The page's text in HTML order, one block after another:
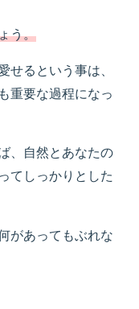
う。
せるという事は、
重要な過程になっ
、自然とあなたの
てしっかりとした
があってもぶれな